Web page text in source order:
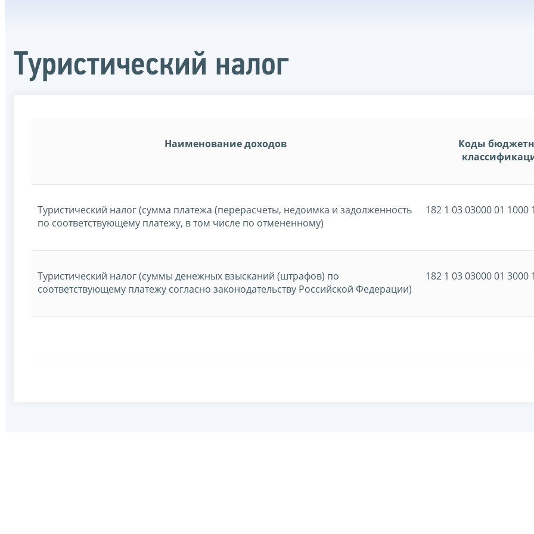
Туристический налог
Наименование доходов
Коды
Туристический налог (сумма платежа (перерасчеты, недоимка и задолженность
по соответствующему платежу, в том числе по отмененному)
182 1 03 03000 01 1000
Туристический налог (суммы денежных взысканий (штрафов) по
соответствующему платежу согласно законодательству Российской Федерации)
182 1 03 03000 01 3000